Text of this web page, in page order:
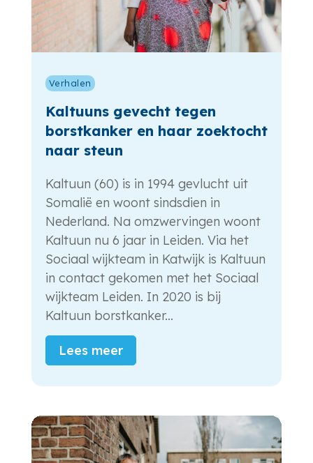
Verhalen
Kaltuuns gevecht tegen
borstkanker en haar zoektocht
naar steun
Kaltuun (60) is in 1994 gevlucht uit
Somalië en woont sindsdien in
Nederland. Na omzwervingen woont
Kaltuun nu 6 jaar in Leiden. Via het
Sociaal wijkteam in Katwijk is Kaltuun
in contact gekomen met het Sociaal
wijkteam Leiden. In 2020 is bij
Kaltuun borstkanker...
Lees meer